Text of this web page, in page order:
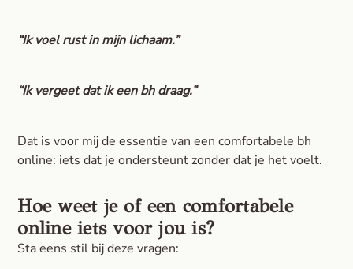
“Ik voel rust in mijn lichaam.”
“Ik vergeet dat ik een bh draag.”
Dat is voor mij de essentie van een comfortabele bh
online: iets dat je ondersteunt zonder dat je het voelt.
Hoe weet je of een comfortabele
online iets voor jou is?
Sta eens stil bij deze vragen: